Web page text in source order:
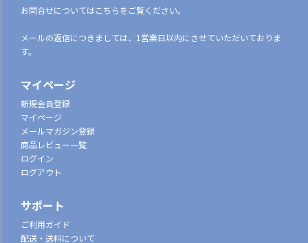
お問合せについてはこちらをご覧ください。
メールの返信につきましては、1営業日以内にさせていただいておりま
す。
マイページ
新規会員登録
マイページ
メールマガジン登録
商品レビュー一覧
ログイン
ログアウト
サポート
ご利用ガイド
配送・送料について